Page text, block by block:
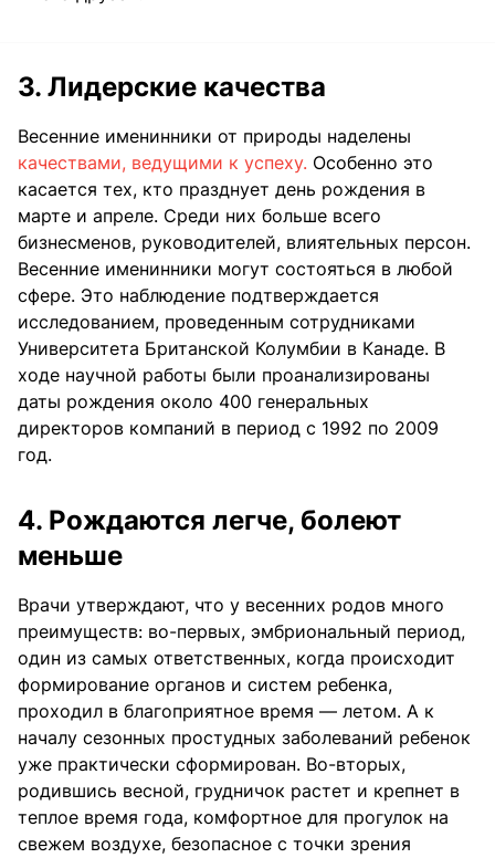
3. Лидерские качества
Весенние именинники от природы наделены
качествами, ведущими к успеху. Особенно это
касается тех, кто празднует день рождения в
марте и апреле. Среди них больше всего
бизнесменов, руководителей, влиятельных персон.
Весенние именинники могут состояться в любой
сфере. Это наблюдение подтверждается
исследованием, проведенным сотрудниками
Университета Британской Колумбии в Канаде. В
ходе научной работы были проанализированы
даты рождения около 400 генеральных
директоров компаний в период с 1992 по 2009
год.
4. Рождаются легче, болеют
меньше
Врачи утверждают, что у весенних родов много
преимуществ: во-первых, эмбриональный период,
один из самых ответственных, когда происходит
формирование органов и систем ребенка,
проходил в благоприятное время — летом. А к
началу сезонных простудных заболеваний ребенок
уже практически сформирован. Во-вторых,
родившись весной, грудничок растет и крепнет в
теплое время года, комфортное для прогулок на
свежем воздухе, безопасное с точки зрения